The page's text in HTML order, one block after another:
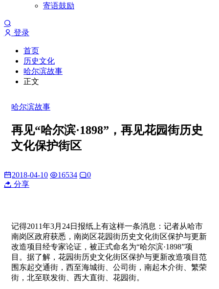
寄语鼓励
登录
首页
历史文化
哈尔滨故事
正文
哈尔滨故事
再见“哈尔滨·1898”，再见花园街历史
文化保护街区
2018-04-10 16534
0
分享
记得2011年3月24日报纸上有这样一条消息：记者从哈市
南岗区政府获悉，南岗区花园街历史文化街区保护与更新
改造项目经专家论证，被正式命名为“哈尔滨·1898”项
目。据了解，花园街历史文化街区保护与更新改造项目范
围东起交通街，西至海城街、公司街，南起木介街、繁荣
街，北至联发街、西大直街、花园街。